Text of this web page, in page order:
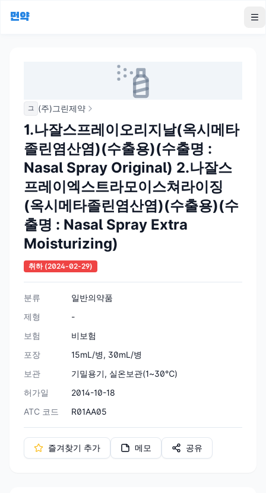
먼약
그 (주)그린제약
1.나잘스프레이오리지날(옥시메타
졸린염산염)(수출용)(수출명 :
Nasal Spray Original) 2.나잘스
프레이엑스트라모이스쳐라이징
(옥시메타졸린염산염)(수출용)(수
출명 : Nasal Spray Extra
Moisturizing)
취하(2024-02-29)
분류
일반의약품
제형
-
보험
비보험
포장
15mL/병, 30mL/병
보관
기밀용기, 실온보관(1~30℃)
허가일
2014-10-18
ATC 코드
R01AA05
즐겨찾기 추가 메모 공유